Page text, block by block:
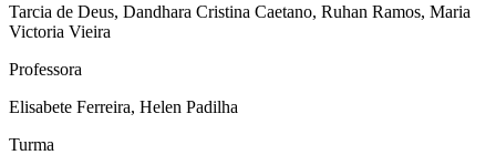
Tarcia de Deus, Dandhara Cristina Caetano, Ruhan Ramos, Maria
Victoria Vieira
Professora
Elisabete Ferreira, Helen Padilha
Turma